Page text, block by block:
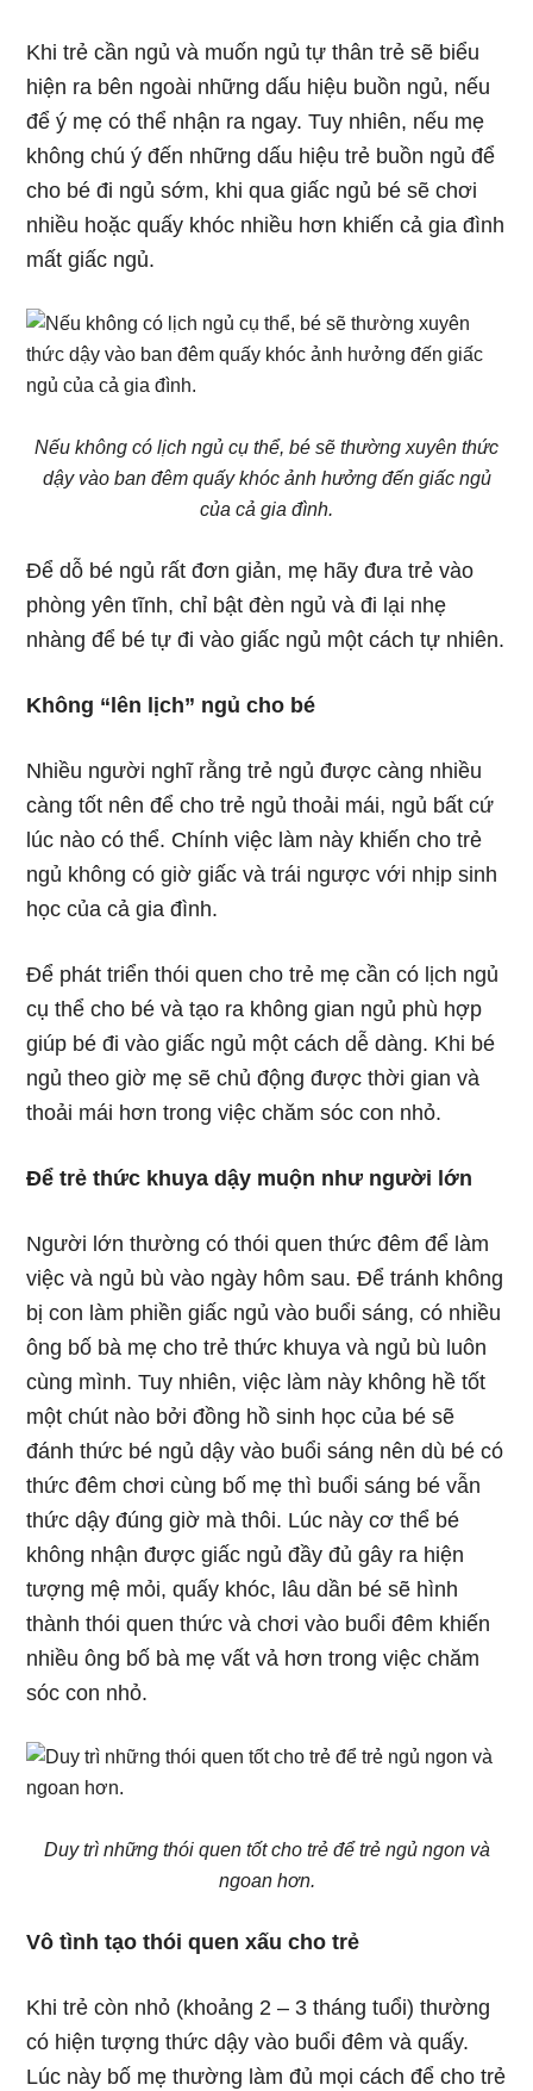
Khi trẻ cần ngủ và muốn ngủ tự thân trẻ sẽ biểu
hiện ra bên ngoài những dấu hiệu buồn ngủ, nếu
để ý mẹ có thể nhận ra ngay. Tuy nhiên, nếu mẹ
không chú ý đến những dấu hiệu trẻ buồn ngủ để
cho bé đi ngủ sớm, khi qua giấc ngủ bé sẽ chơi
nhiều hoặc quấy khóc nhiều hơn khiến cả gia đình
mất giấc ngủ.
Nếu không có lịch ngủ cụ thể, bé sẽ thường xuyên thức
dậy vào ban đêm quấy khóc ảnh hưởng đến giấc ngủ
của cả gia đình.
Để dỗ bé ngủ rất đơn giản, mẹ hãy đưa trẻ vào
phòng yên tĩnh, chỉ bật đèn ngủ và đi lại nhẹ
nhàng để bé tự đi vào giấc ngủ một cách tự nhiên.
Không “lên lịch” ngủ cho bé
Nhiều người nghĩ rằng trẻ ngủ được càng nhiều
càng tốt nên để cho trẻ ngủ thoải mái, ngủ bất cứ
lúc nào có thể. Chính việc làm này khiến cho trẻ
ngủ không có giờ giấc và trái ngược với nhịp sinh
học của cả gia đình.
Để phát triển thói quen cho trẻ mẹ cần có lịch ngủ
cụ thể cho bé và tạo ra không gian ngủ phù hợp
giúp bé đi vào giấc ngủ một cách dễ dàng. Khi bé
ngủ theo giờ mẹ sẽ chủ động được thời gian và
thoải mái hơn trong việc chăm sóc con nhỏ.
Để trẻ thức khuya dậy muộn như người lớn
Người lớn thường có thói quen thức đêm để làm
việc và ngủ bù vào ngày hôm sau. Để tránh không
bị con làm phiền giấc ngủ vào buổi sáng, có nhiều
ông bố bà mẹ cho trẻ thức khuya và ngủ bù luôn
cùng mình. Tuy nhiên, việc làm này không hề tốt
một chút nào bởi đồng hồ sinh học của bé sẽ
đánh thức bé ngủ dậy vào buổi sáng nên dù bé có
thức đêm chơi cùng bố mẹ thì buổi sáng bé vẫn
thức dậy đúng giờ mà thôi. Lúc này cơ thể bé
không nhận được giấc ngủ đầy đủ gây ra hiện
tượng mệ mỏi, quấy khóc, lâu dần bé sẽ hình
thành thói quen thức và chơi vào buổi đêm khiến
nhiều ông bố bà mẹ vất vả hơn trong việc chăm
sóc con nhỏ.
Duy trì những thói quen tốt cho trẻ để trẻ ngủ ngon và
ngoan hơn.
Vô tình tạo thói quen xấu cho trẻ
Khi trẻ còn nhỏ (khoảng 2 – 3 tháng tuổi) thường
có hiện tượng thức dậy vào buổi đêm và quấy.
Lúc này bố mẹ thường làm đủ mọi cách để cho trẻ